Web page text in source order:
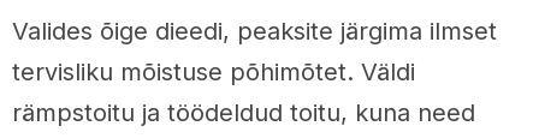
Valides õige dieedi, peaksite järgima ilmset
tervisliku mõistuse põhimõtet. Väldi
rämpstoitu ja töödeldud toitu, kuna need